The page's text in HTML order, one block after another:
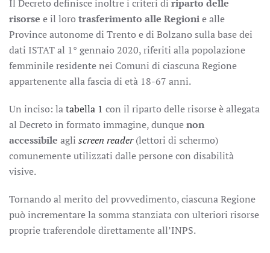
Il Decreto definisce inoltre i criteri di riparto delle
risorse e il loro trasferimento alle Regionie alle
Province autonome di Trento e di Bolzano sulla base dei
dati ISTAT al 1° gennaio 2020, riferiti alla popolazione
femminile residente nei Comuni di ciascuna Regione
appartenente alla fascia di età 18-67 anni.
Un inciso: latabella 1 con il riparto delle risorse è allegata
al Decreto in formato immagine, dunquenon
accessibile agli screen reader(lettori di schermo)
comunemente utilizzati dalle persone con disabilità
visive.
Tornando al merito del provvedimento, ciascuna Regione
può incrementare la somma stanziata con ulteriori risorse
proprie traferendole direttamente all’INPS.